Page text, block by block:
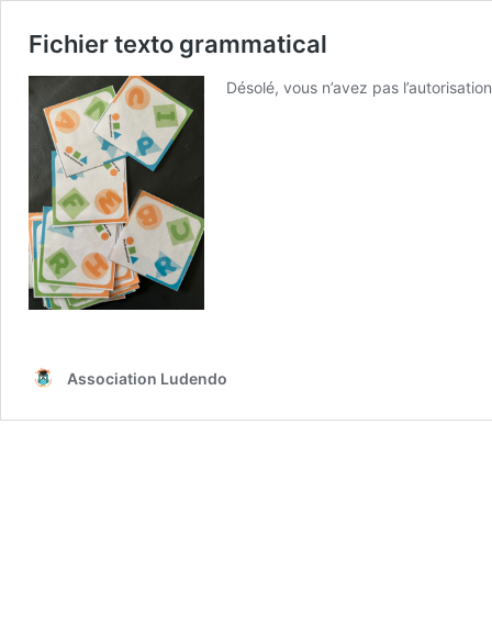
Fichier texto grammatical
Désolé, vous n’avez pas
Association Ludendo